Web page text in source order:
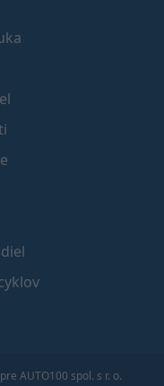
AUTO100 spol. s r. o.